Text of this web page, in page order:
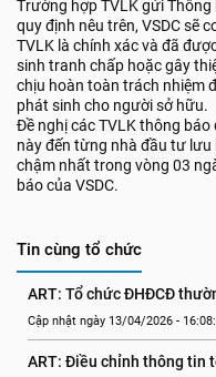
Trường hợp TVLK gửi
quy định nêu trên, VSDC sẽ
TVLK là chính xác và đã
sinh tranh chấp hoặc gây
chịu hoàn toàn trách nhiệm
phát sinh cho người sở hữu.
Đề nghị các TVLK thông
này đến từng nhà đầu tư
chậm nhất trong vòng 03
báo của VSDC.
Tin cùng tổ chức
ART: Tổ chức ĐHĐCĐ
Cập nhật ngày 13/04/2026 -
ART: Điều chỉnh thông tin